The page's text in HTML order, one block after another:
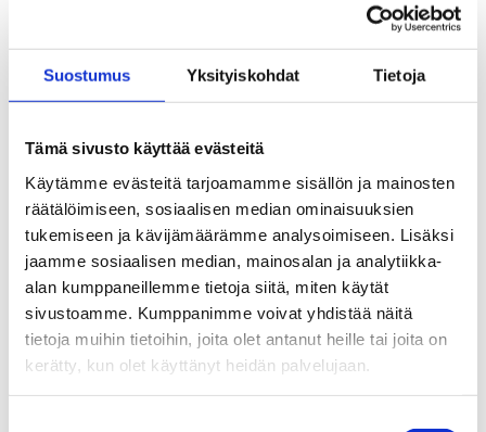
Suostumus Yksityiskohdat Tietoja
Tämä sivusto käyttää evästeitä
Käytämme evästeitä tarjoamamme sisällön ja mainosten
räätälöimiseen, sosiaalisen median ominaisuuksien
tukemiseen ja kävijämäärämme analysoimiseen. Lisäksi
jaamme sosiaalisen median, mainosalan ja analytiikka-
alan kumppaneillemme tietoja siitä, miten käytät
sivustoamme. Kumppanimme voivat yhdistää näitä
tietoja muihin tietoihin, joita olet antanut heille tai joita on
kerätty, kun olet käyttänyt heidän palvelujaan.
invaliditetspension vid nedsatt
arbetsförmåga. Du kan lämna in
din första ansökan om
två veckor efter att perioden med
sjukdagpenning tagit slut.
Kom ihåg att anmäla dig till
arbetskraftsmyndigheten
omedelbart när perioden för
sjukdagpenning tagit slut.